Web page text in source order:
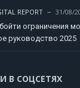
REPORT
31/08/
ограничения
руководство 2025
В СОЦСЕТЯХ